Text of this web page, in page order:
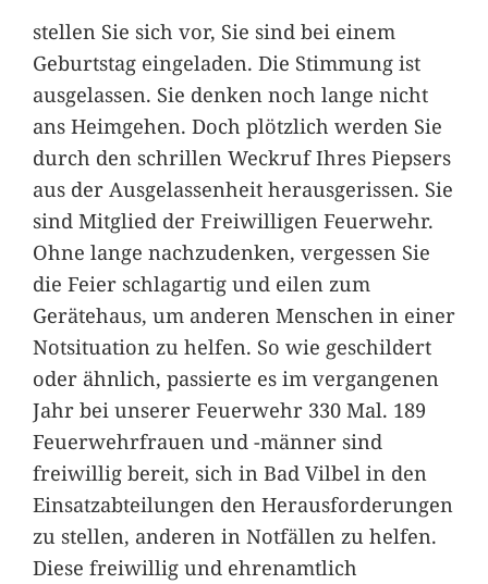
stellen Sie sich vor, Sie sind bei einem
Geburtstag eingeladen. Die Stimmung ist
ausgelassen. Sie denken noch lange nicht
ans Heimgehen. Doch plötzlich werden Sie
durch den schrillen Weckruf Ihres Piepsers
aus der Ausgelassenheit herausgerissen. Sie
sind Mitglied der Freiwilligen Feuerwehr.
Ohne lange nachzudenken, vergessen Sie
die Feier schlagartig und eilen zum
Gerätehaus, um anderen Menschen in einer
Notsituation zu helfen. So wie geschildert
oder ähnlich, passierte es im vergangenen
Jahr bei unserer Feuerwehr 330 Mal. 189
Feuerwehrfrauen und -männer sind
freiwillig bereit, sich in Bad Vilbel in den
Einsatzabteilungen den Herausforderungen
zu stellen, anderen in Notfällen zu helfen.
Diese freiwillig und ehrenamtlich